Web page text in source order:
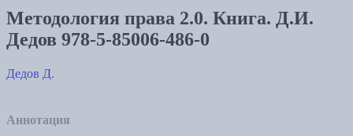
Методология права 2.0. Книга. Д.И.
Дедов 978-5-85006-486-0
Дедов Д.
Аннотация